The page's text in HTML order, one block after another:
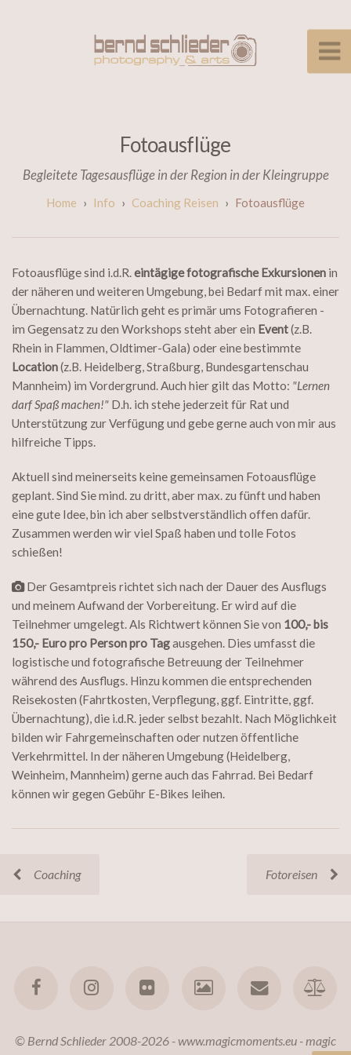
Fotoausflüge
Begleitete Tagesausflüge in der Region in der Kleingruppe
Info Coaching Reisen Fotoausflüge
Fotoausflüge sind i.d.R.eintägige fotografische Exkursionen in
der näheren und weiteren Umgebung, bei Bedarf mit max. einer
Übernachtung. Natürlich geht es primär ums Fotografieren -
im Gegensatz zu den Workshops steht aber ein Event(z.B.
Rhein in Flammen, Oldtimer-Gala) oder eine bestimmte
Location(z.B. Heidelberg, Straßburg, Bundesgartenschau
Mannheim) im Vordergrund. Auch hier gilt das Motto: "Lernen
darf Spaß machen!" D.h. ich stehe jederzeit für Rat und
Unterstützung zur Verfügung und gebe gerne auch von mir aus
hilfreiche Tipps.
Aktuell sind meinerseits keine gemeinsamen Fotoausflüge
geplant. Sind Sie mind. zu dritt, aber max. zu fünft und haben
eine gute Idee, bin ich aber selbstverständlich offen dafür.
Zusammen werden wir viel Spaß haben und tolle Fotos
schießen!
Der Gesamtpreis richtet sich nach der Dauer des Ausflugs
und meinem Aufwand der Vorbereitung. Er wird auf die
Teilnehmer umgelegt. Als Richtwert können Sie von 100,- bis
150,- Euro pro Person pro Tagausgehen. Dies umfasst die
logistische und fotografische Betreuung der Teilnehmer
während des Ausflugs. Hinzu kommen die entsprechenden
Reisekosten (Fahrtkosten, Verpflegung, ggf. Eintritte, ggf.
Übernachtung), die i.d.R. jeder selbst bezahlt. Nach Möglichkeit
bilden wir Fahrgemeinschaften oder nutzen öffentliche
Verkehrmittel. In der näheren Umgebung (Heidelberg,
Weinheim, Mannheim) gerne auch das Fahrrad. Bei Bedarf
können wir gegen Gebühr E-Bikes leihen.
Coaching Fotoreisen
© Bernd Schlieder 2008-2026 - www.magicmoments.eu - magic